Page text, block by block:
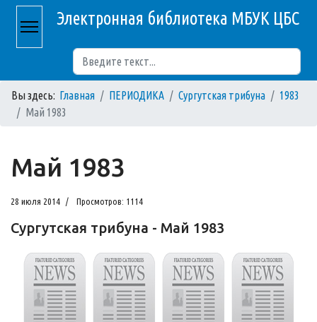
Электронная библиотека МБУК ЦБС
Вы здесь: Главная ПЕРИОДИКА Сургутская трибуна
1983
Май 1983
Май 1983
28 июля 2014 Просмотров: 1114
Сургутская трибуна - Май 1983